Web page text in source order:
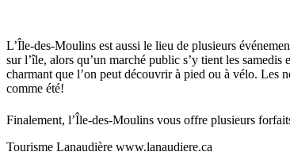
L’Île-des-Moulins est aussi le lieu de plusieurs
sur l’île, alors qu’un marché public s’y tient les
charmant que l’on peut découvrir à pied ou à vélo. Les
comme été!
Finalement, l’Île-des-Moulins vous offre plusieurs
Tourisme Lanaudière www.lanaudiere.ca